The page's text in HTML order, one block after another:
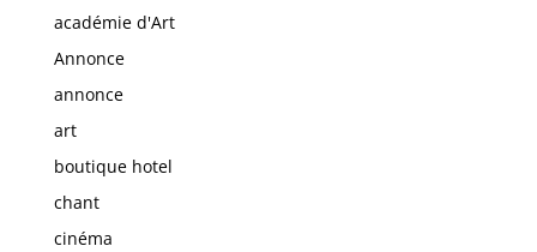
académie d'Art
Annonce
annonce
art
boutique hotel
chant
cinéma